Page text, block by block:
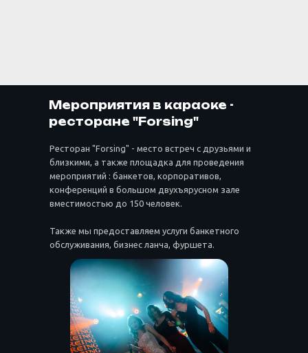
Мероприятия в караоке -
ресторане "Forsing"
Ресторан "Forsing" - место встреч с друзьями и
близкими, а также площадка для проведения
мероприятий : банкетов, корпоративов,
конференций в большом двухъярусном зале
вместимостью до 150 человек.
Также мы предоставляем услуги банкетного
обслуживания, бизнес ланча, фуршета.